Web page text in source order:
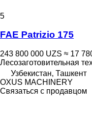
5
FAE Patrizio 175
243 800 000 UZS ≈ 17
Лесозаготовительная
Узбекистан, Ташкент
OXUS MACHINERY
Связаться с продавцом